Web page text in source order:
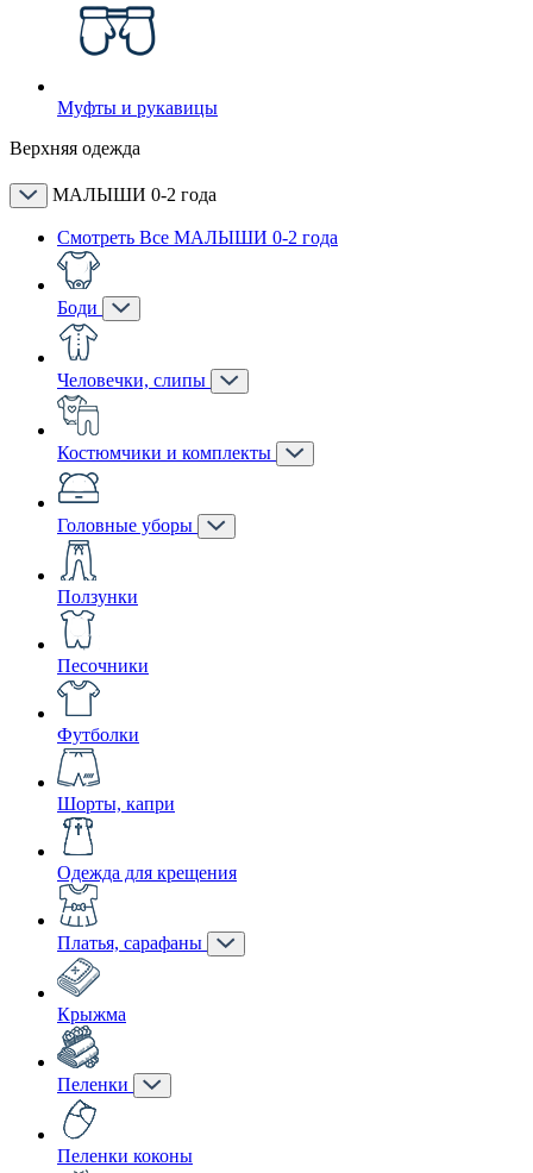
Муфты и рукавицы
Верхняя одежда
МАЛЫШИ 0-2 года
Смотреть Все МАЛЫШИ 0-2 года
Боди
Человечки, слипы
Костюмчики и комплекты
Головные уборы
Ползунки
Песочники
Футболки
Шорты, капри
Одежда для крещения
Платья, сарафаны
Крыжма
Пеленки
Пеленки коконы